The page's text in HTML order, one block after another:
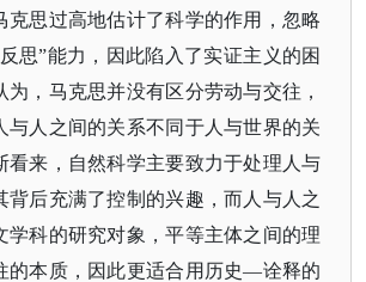
克思过高地估计了科学的作用，忽略
思”能力，因此陷入了实证主义的困
为，马克思并没有区分劳动与交往，
与人之间的关系不同于人与世界的关
看来，自然科学主要致力于处理人与
背后充满了控制的兴趣，而人与人之
学科的研究对象，平等主体之间的理
的本质，因此更适合用历史—诠释的